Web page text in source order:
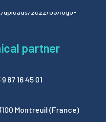
partner
9 87 16 45 01
Montreuil (France)